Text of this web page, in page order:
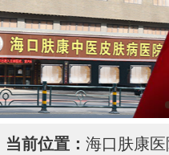
当前位置： 海口肤康医